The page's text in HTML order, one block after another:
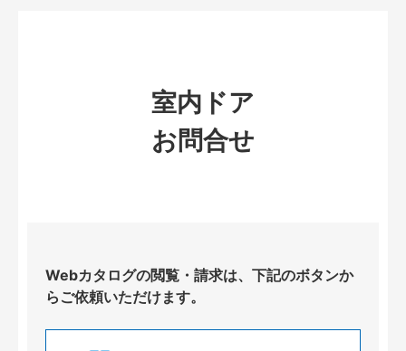
室内ドア
お問合せ
Webカタログの閲覧・請求は、下記のボタンか
らご依頼いただけます。